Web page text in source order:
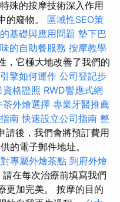
殊的按摩技術深入作用
的廢物。 區域性SEO策
基礎與應用問題 墊下巴
的自助餐服務 按摩教學
，它極大地改善了我們的
擎如何運作 公司登記步
格證照 RWD響應式網
茶外燴選擇 專業牙醫推薦
南 快速設立公司指南 整
請後，我們會將預訂費用
的電子郵件地址。
專屬外燴茶點 到府外燴
請在每次治療前填寫我們
更加完美。 按摩的目的